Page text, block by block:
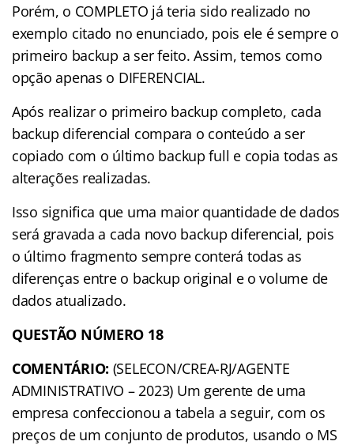
Porém, o COMPLETO já teria sido realizado no
exemplo citado no enunciado, pois ele é sempre o
primeiro backup a ser feito. Assim, temos como
opção apenas o DIFERENCIAL.
Após realizar o primeiro backup completo, cada
backup diferencial compara o conteúdo a ser
copiado com o último backup full e copia todas as
alterações realizadas.
Isso significa que uma maior quantidade de dados
será gravada a cada novo backup diferencial, pois
o último fragmento sempre conterá todas as
diferenças entre o backup original e o volume de
dados atualizado.
QUESTÃO NÚMERO 18
COMENTÁRIO: (SELECON/CREA-RJ/AGENTE
ADMINISTRATIVO – 2023) Um gerente de uma
empresa confeccionou a tabela a seguir, com os
preços de um conjunto de produtos, usando o MS